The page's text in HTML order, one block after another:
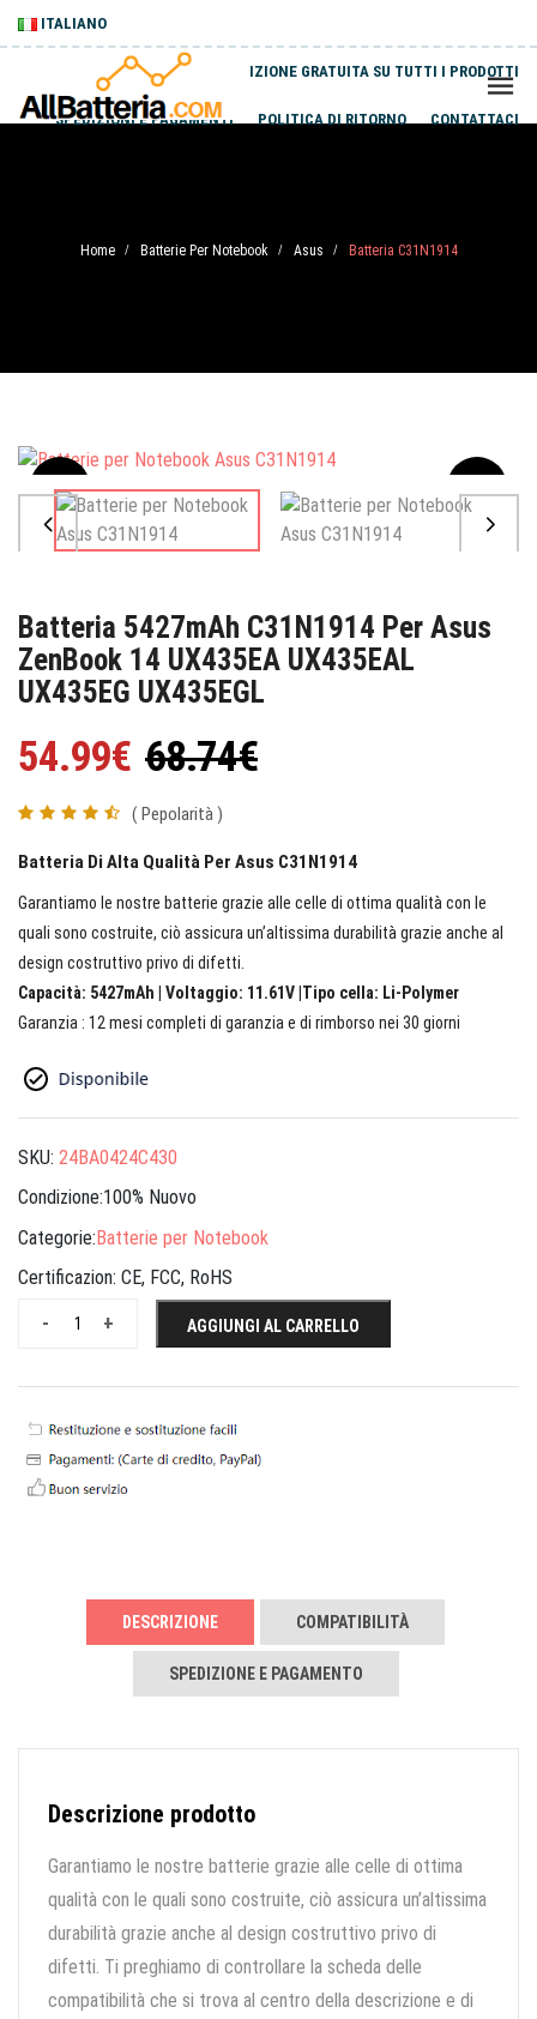
ITALIANO
SPEDIZIONE GRATUITA SU TUTTI I PRODOTTI
SPEDIZIONI E PAGAMENTI POLITICA DI RITORNO CONTATTACI
Home / Batterie Per Notebook / Asus / Batteria C31N1914
Sale
Batteria 5427mAh C31N1914 Per Asus
ZenBook 14 UX435EA UX435EAL
UX435EG UX435EGL
54.99€ 68.74€
( Pepolarità )
Batteria Di Alta Qualità Per Asus C31N1914
Garantiamo le nostre batterie grazie alle celle di ottima qualità con le
quali sono costruite, ciò assicura un’altissima durabilità grazie anche al
design costruttivo privo di difetti.
Capacità: 5427mAh | Voltaggio: 11.61V |Tipo cella: Li-Polymer
Garanzia : 12 mesi completi di garanzia e di rimborso nei 30 giorni
SKU: 24BA0424C430
Condizione:100% Nuovo
Categorie:Batterie per Notebook
Certificazion: CE, FCC, RoHS
+
- AGGIUNGI AL CARRELLO
DESCRIZIONE COMPATIBILITÀ
SPEDIZIONE E PAGAMENTO
Descrizione prodotto
Garantiamo le nostre batterie grazie alle celle di ottima
qualità con le quali sono costruite, ciò assicura un’altissima
durabilità grazie anche al design costruttivo privo di
difetti. Ti preghiamo di controllare la scheda delle
compatibilità che si trova al centro della descrizione e di